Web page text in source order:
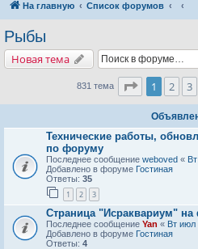
На главную Список форумов
Рыбы
Новая тема
831 тема Страница1
1 2 3
Технические работы,
по форуму
Последнее сообщение weboved «
Добавлено в форуме Гостиная
Ответы: 35
1 2 3
Страница "Исраквариум" на
Последнее сообщение Yan « Вт июл
Добавлено в форуме Гостиная
Ответы: 4